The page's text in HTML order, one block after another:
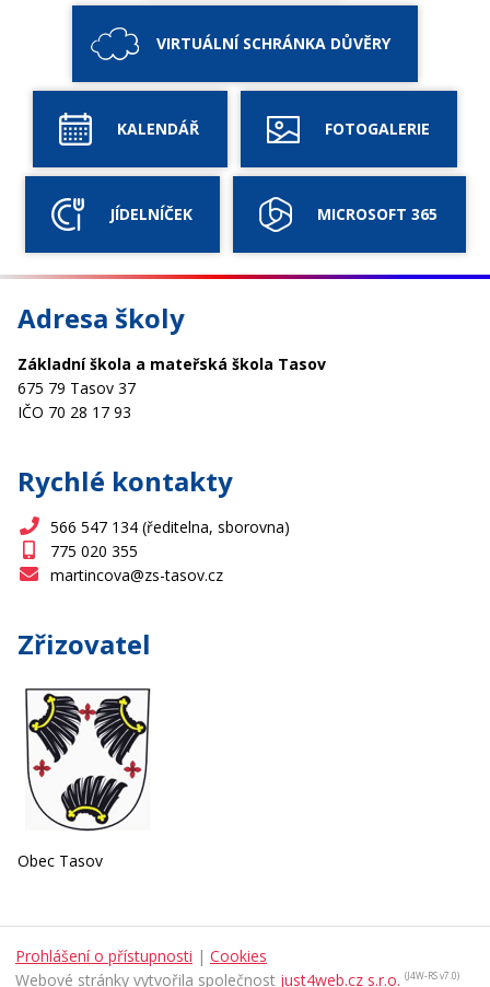
VIRTUÁLNÍ SCHRÁNKA DŮVĚRY
KALENDÁŘ FOTOGALERIE
JÍDELNÍČEK MICROSOFT 365
Adresa školy
Základní škola a mateřská škola Tasov
675 79 Tasov 37
IČO 70 28 17 93
Rychlé kontakty
566 547 134 (ředitelna, sborovna)
775 020 355
martincova@zs-tasov.cz
Zřizovatel
Obec Tasov
Prohlášení o přístupnosti | Cookies
Webové stránky vytvořila společnost just4web.cz s.r.o. (J4W-RS v7.0)